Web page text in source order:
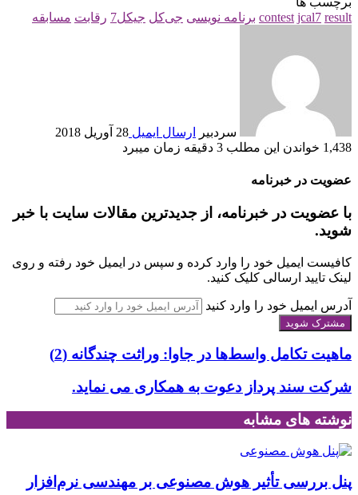
contest jcal7 result برنامه نویسی جی‌کل جیکل7 رقابت مسابقه
سردبیر ارسال ایمیل 28 آوریل 2018
1,438 خواندن این مطلب 3 دقیقه زمان می‎برد
عضویت در خبرنامه
با عضویت در خبرنامه، از جدیدترین مقالات سایت با خبر
شوید.
کافیست ایمیل خود را وارد کرده و سپس در ایمیل خود رفته و روی
لینک تایید ارسالی کلیک کنید.
آدرس ایمیل خود را وارد کنید
ماهیت تکامل واسط‌‌ها در جاوا: وراثت چند‌گانه (2)
شرکت سند پرداز دعوت به همکاری می نماید.
نوشته های مشابه
پنل بررسی تأثیر هوش مصنوعی بر مهندسی نرم‌افزار